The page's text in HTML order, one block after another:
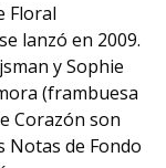
Floral
lanzó en 2009.
y Sophie
(frambuesa
Corazón son
Notas de Fondo